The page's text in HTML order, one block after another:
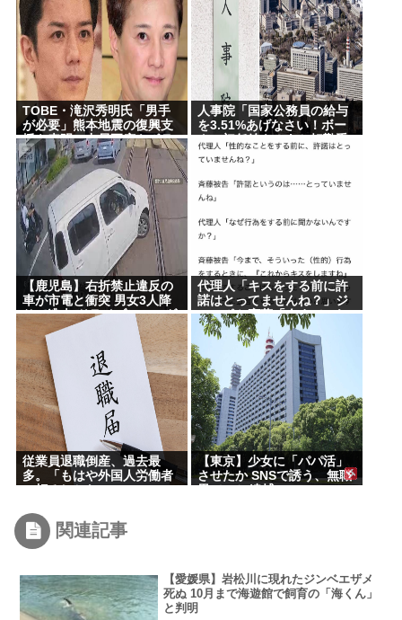
TOBE・滝沢秀明氏「男手
が必要」熊本地震の復興支
援を表明、中居正広もボラ
ンティア計画で浮かび上が
る”合流”の可能性
人事院「国家公務員の給与
を3.51%あげなさい！ボー
ナス初任給も！あと転勤手
当も追加！」 高市に勧告
【鹿児島】右折禁止違反の
車が市電と衝突 男女3人降
りて逃走 ドライブレコーダ
ーに一部始終
代理人「キスをする前に許
諾はとってませんね？」ジ
ャンポケ斎藤「今までこれ
からキスしますなんて宣言
することなかったので」
従業員退職倒産、過去最
多。「もはや外国人労働者
【東京】少女に「パパ活」
させたか SNSで誘う、無職
関連記事
【愛媛県】岩松川に現れたジンベエザメ
死ぬ 10月まで海遊館で飼育の「海くん」
と判明